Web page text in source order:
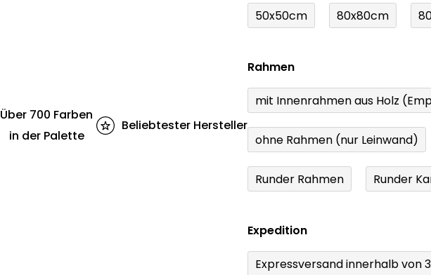
50x50cm 80x80cm
Rahmen
mit Innenrahmen aus Holz
ohne Rahmen (nur Leinwand)
Runder Rahmen Runder
Expedition
Expressversand innerhalb von
Über 700 Farben
in der Palette
Beliebtester Hersteller